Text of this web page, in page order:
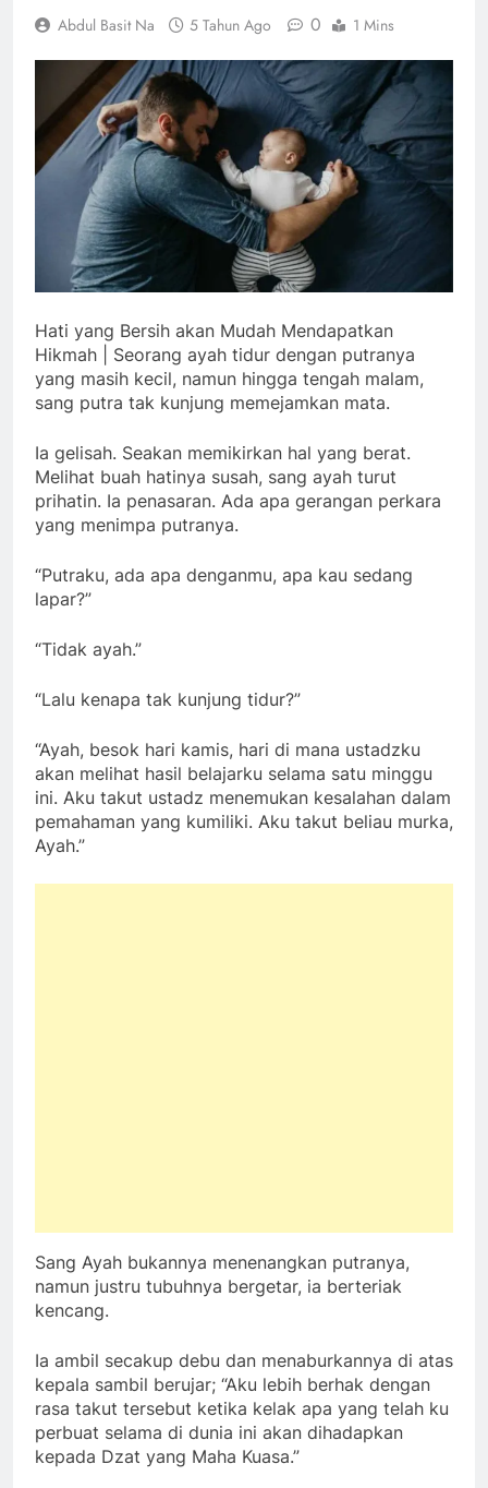
Abdul Basit Na 5 Tahun Ago 0 1 Mins
Hati yang Bersih akan Mudah Mendapatkan
Hikmah | Seorang ayah tidur dengan putranya
yang masih kecil, namun hingga tengah malam,
sang putra tak kunjung memejamkan mata.
Ia gelisah. Seakan memikirkan hal yang berat.
Melihat buah hatinya susah, sang ayah turut
prihatin. Ia penasaran. Ada apa gerangan perkara
yang menimpa putranya.
“Putraku, ada apa denganmu, apa kau sedang
lapar?”
“Tidak ayah.”
“Lalu kenapa tak kunjung tidur?”
“Ayah, besok hari kamis, hari di mana ustadzku
akan melihat hasil belajarku selama satu minggu
ini. Aku takut ustadz menemukan kesalahan dalam
pemahaman yang kumiliki. Aku takut beliau murka,
Ayah.”
Sang Ayah bukannya menenangkan putranya,
namun justru tubuhnya bergetar, ia berteriak
kencang.
Ia ambil secakup debu dan menaburkannya di atas
kepala sambil berujar; “Aku lebih berhak dengan
rasa takut tersebut ketika kelak apa yang telah ku
perbuat selama di dunia ini akan dihadapkan
kepada Dzat yang Maha Kuasa.”